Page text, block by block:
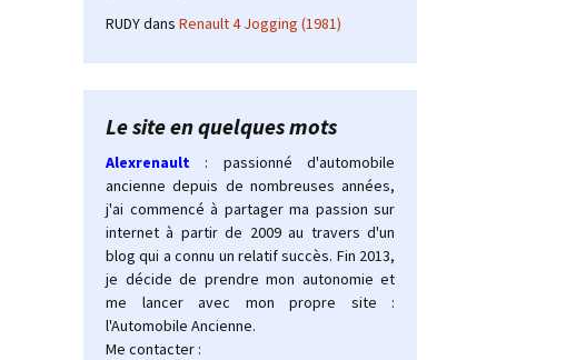
RUDYdans Renault 4 Jogging (1981)
Le site en quelques mots
Alexrenault
: passionné d'automobile
ancienne depuis de nombreuses années,
j'ai commencé à partager ma passion sur
internet à partir de 2009 au travers d'un
blog qui a connu un relatif succès. Fin 2013,
je décide de prendre mon autonomie et
me lancer avec mon propre site :
l'Automobile Ancienne.
Me contacter :